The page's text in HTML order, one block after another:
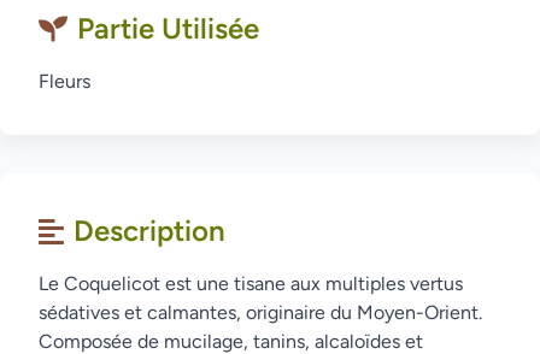
Partie Utilisée
Fleurs
Description
Le Coquelicot est une tisane aux multiples vertus
sédatives et calmantes, originaire du Moyen-Orient.
Composée de mucilage, tanins, alcaloïdes et